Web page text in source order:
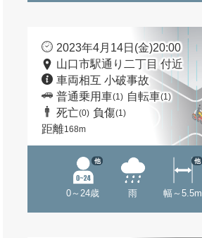
2023年4月14日(金)20:00
山口市駅通り二丁目 付近
車両相互 小破事故
普通乗用車(1) 自転車(1)
死亡(0) 負傷(1)
距離168m
0～24歳
他
雨 幅～5.5m
他